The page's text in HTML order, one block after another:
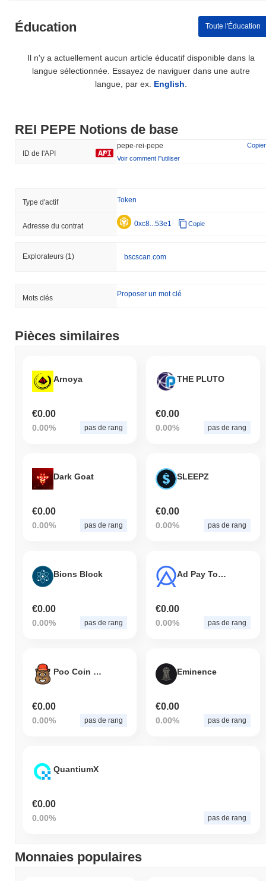
Éducation Toute l'Éducation
Il n'y a actuellement aucun article éducatif disponible dans la
langue sélectionnée. Essayez de naviguer dans une autre
langue, par ex. English
REI PEPE Notions de base
ID de l'API
pepe-rei-pepe
Copier
Voir comment l''utiliser
Type d'actif Token
Adresse du contrat 0xc8...53e1 Copie
Explorateurs (1) bscscan.com
Mots clés Proposer un mot clé
Pièces similaires
Arnoya
€0.00
0.00% pas de rang
THE PLUTO
€0.00
0.00% pas de rang
Dark Goat
€0.00
0.00% pas de rang
SLEEPZ
€0.00
0.00% pas de rang
Bions Block
€0.00
0.00% pas de rang
Ad Pay Token
€0.00
0.00% pas de rang
Poo Coin Meta
€0.00
0.00% pas de rang
Eminence
€0.00
0.00% pas de rang
QuantiumX
€0.00
0.00% pas de rang
Monnaies populaires